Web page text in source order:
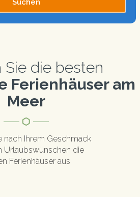
Sie die besten
Ferienhäuser am
Meer
nach Ihrem Geschmack
Urlaubswünschen die
Ferienhäuser aus